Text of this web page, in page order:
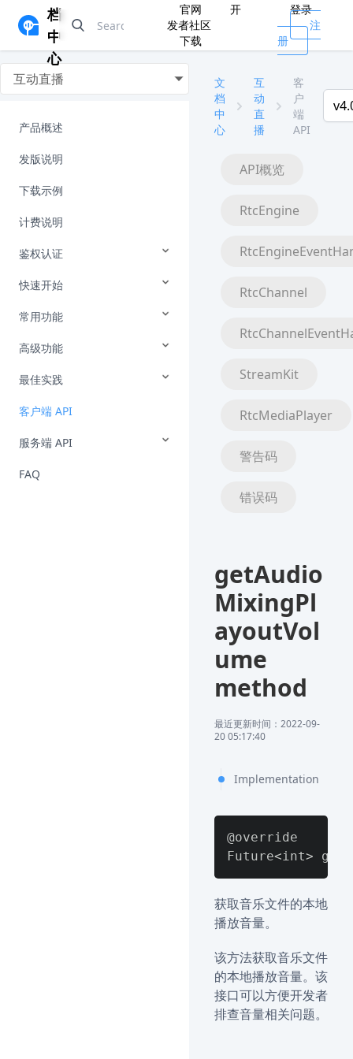
档
中
心
官网
开
发者社区
下载
登录
注
册
互动直播
产品概述
发版说明
下载示例
计费说明
鉴权认证
快速开始
常用功能
高级功能
最佳实践
客户端 API
服务端 API
FAQ
文
档
中
心
互
动
直
播
客
户
端
API
API概览
RtcEngine
RtcChannel
StreamKit
RtcMediaPlayer
警告码
错误码
getAudio
MixingPl
ayoutVol
ume
method
最近更新时间：2022-09-
20 05:17:40
Implementation
@override
获取音乐文件的本地
播放音量。
该方法获取音乐文件
的本地播放音量。该
接口可以方便开发者
排查音量相关问题。